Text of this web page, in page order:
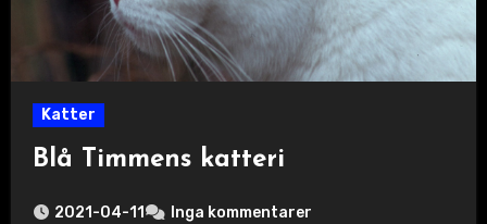
Katter
Blå Timmens katteri
2021-04-11 Inga kommentarer